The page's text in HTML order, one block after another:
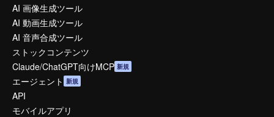
AI 画像生成ツール
AI 動画生成ツール
AI 音声合成ツール
ストックコンテンツ
Claude/ChatGPT向けMCP 新規
エージェント 新規
API
モバイルアプリ